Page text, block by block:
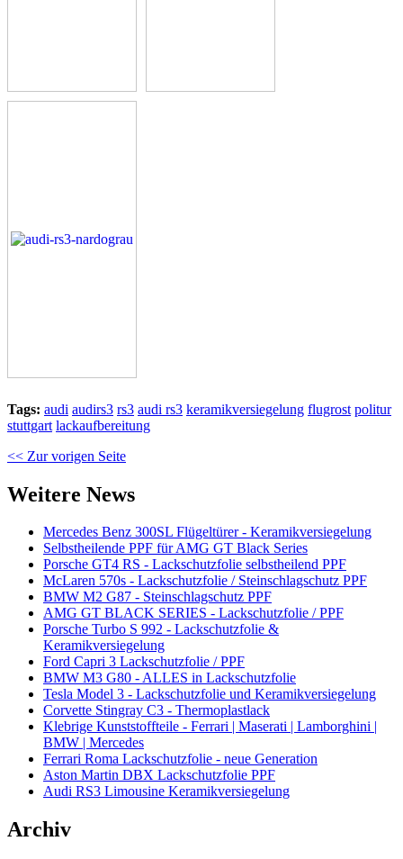
Tags: audi audirs3 rs3 audi rs3 keramikversiegelung flugrost politur
stuttgart lackaufbereitung
<< Zur vorigen Seite
Weitere News
Mercedes Benz 300SL Flügeltürer - Keramikversiegelung
Selbstheilende PPF für AMG GT Black Series
Porsche GT4 RS - Lackschutzfolie selbstheilend PPF
McLaren 570s - Lackschutzfolie / Steinschlagschutz PPF
BMW M2 G87 - Steinschlagschutz PPF
AMG GT BLACK SERIES - Lackschutzfolie / PPF
Porsche Turbo S 992 - Lackschutzfolie &
Keramikversiegelung
Ford Capri 3 Lackschutzfolie / PPF
BMW M3 G80 - ALLES in Lackschutzfolie
Tesla Model 3 - Lackschutzfolie und Keramikversiegelung
Corvette Stingray C3 - Thermoplastlack
Klebrige Kunststoffteile - Ferrari | Maserati | Lamborghini |
BMW | Mercedes
Ferrari Roma Lackschutzfolie - neue Generation
Aston Martin DBX Lackschutzfolie PPF
Audi RS3 Limousine Keramikversiegelung
Archiv